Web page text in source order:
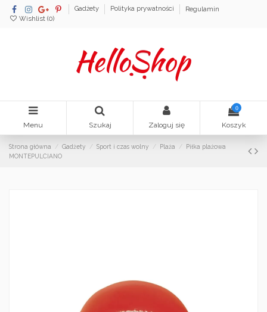
Gadżety Polityka prywatności
Regulamin
Wishlist (0)
Menu Szukaj Zaloguj się
0
Koszyk
Strona główna Gadżety Sport i czas wolny Plaża
Piłka plażowa
MONTEPULCIANO